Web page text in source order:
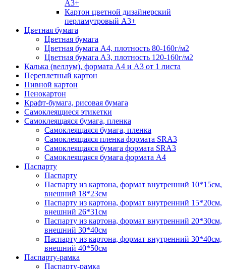
А3+
Картон цветной дизайнерский
перламутровый А3+
Цветная бумага
Цветная бумага
Цветная бумага А4, плотность 80-160г/м2
Цветная бумага А3, плотность 120-160г/м2
Калька (веллум), формата А4 и А3 от 1 листа
Переплетный картон
Пивной картон
Пенокартон
Крафт-бумага, рисовая бумага
Самоклеящиеся этикетки
Самоклеящаяся бумага, пленка
Самоклеящаяся бумага, пленка
Самоклеящаяся пленка формата SRА3
Самоклеящаяся бумага формата SRА3
Самоклеящаяся бумага формата А4
Паспарту
Паспарту
Паспарту из картона, формат внутренний 10*15см,
внешний 18*23см
Паспарту из картона, формат внутренний 15*20см,
внешний 26*31см
Паспарту из картона, формат внутренний 20*30см,
внешний 30*40см
Паспарту из картона, формат внутренний 30*40см,
внешний 40*50см
Паспарту-рамка
Паспарту-рамка